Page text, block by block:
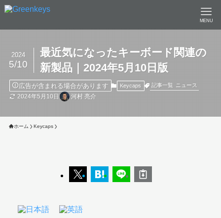
MENU
最近気になったキーボード関連の
新製品｜2024年5月10日版
2024
5/10
広告が含まれる場合があります Keycaps 記事一覧 ニュース
2024年5月10日 河村 亮介
ホーム Keycaps